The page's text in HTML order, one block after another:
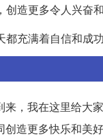
造更多令人兴奋
充满着自信和成
，我在这里给大
造更多快乐和美好